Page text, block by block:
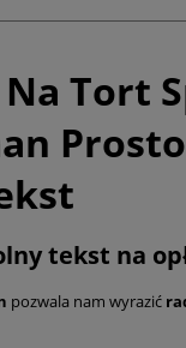
Tort
tekst na
pozwala nam wyrazić